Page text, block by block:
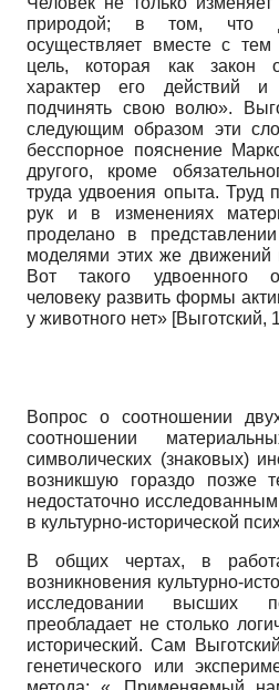
природой; в том, что
осуществляет вместе с
цель, которая как закон
характер его действий
подчинять свою волю».
следующим образом эти
бесспорное пояснение
другого, кроме
труда удвоения опыта. Труд
рук и в изменениях
проделано в
моделями этих же движений
Вот такого удвоенного
человеку развить формы
у животного нет» [Выготский,
Вопрос о соотношении
соотношении
символических (знаковых)
возникшую гораздо позже
недостаточно
в культурно-исторической
В общих чертах, в
возникновения культурно-
исследовании высших
преобладает не столько
исторический. Сам
генетического или